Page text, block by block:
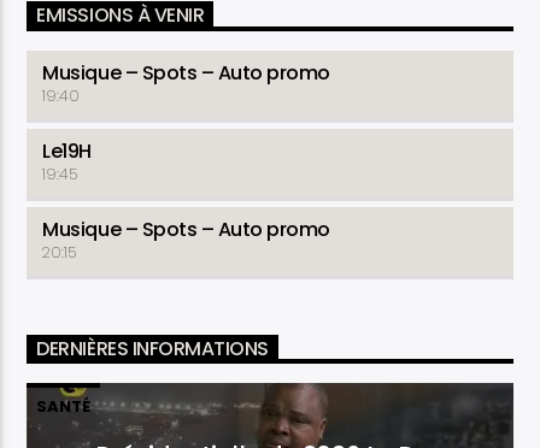
EMISSIONS À VENIR
Musique – Spots – Auto promo
19:40
Le19H
19:45
Musique – Spots – Auto promo
20:15
DERNIÈRES INFORMATIONS
SANTÉ